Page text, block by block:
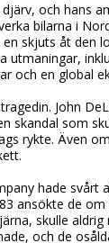
och hans
bilarna i
skjuts åt den
utmaningar,
och en global
John
skandal som
rykte. Även
hade svårt
ansökte de om
skulle aldrig
och de